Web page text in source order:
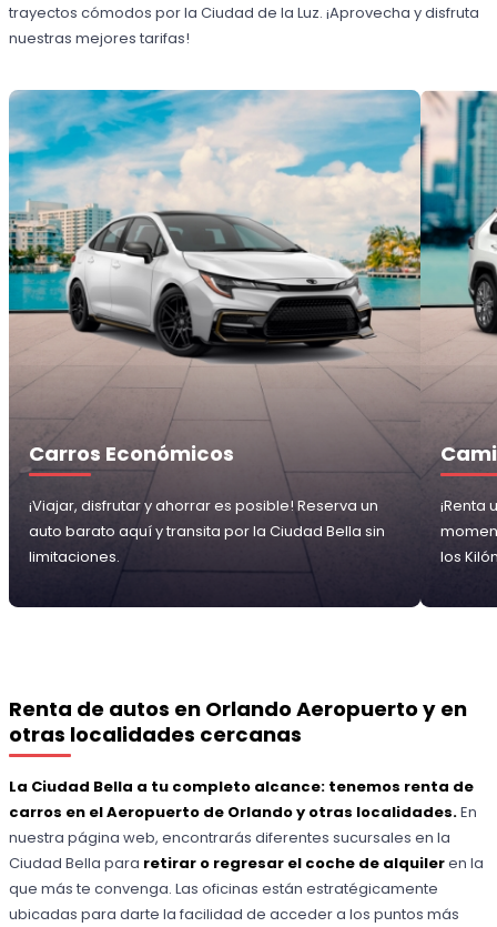
trayectos cómodos por la Ciudad de la Luz. ¡Aprovecha y disfruta
nuestras mejores tarifas!
Carros Económicos
¡Viajar, disfrutar y ahorrar es posible! Reserva un
auto barato aquí y transita por la Ciudad Bella sin
limitaciones.
los
Renta de autos en Orlando Aeropuerto y en
otras localidades cercanas
La Ciudad Bella a tu completo alcance: tenemos renta de
carros en el Aeropuerto de Orlando y otras localidades.En
nuestra página web, encontrarás diferentes sucursales en la
Ciudad Bella para retirar o regresar el coche de alquileren la
que más te convenga. Las oficinas están estratégicamente
ubicadas para darte la facilidad de acceder a los puntos más